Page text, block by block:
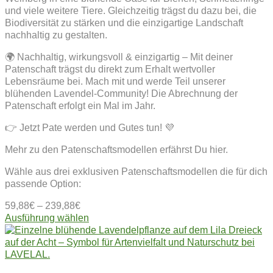
und viele weitere Tiere. Gleichzeitig trägst du dazu bei, die
Biodiversität zu stärken und die einzigartige Landschaft
nachhaltig zu gestalten.
🌍 Nachhaltig, wirkungsvoll & einzigartig – Mit deiner
Patenschaft trägst du direkt zum Erhalt wertvoller
Lebensräume bei. Mach mit und werde Teil unserer
blühenden Lavendel-Community! Die Abrechnung der
Patenschaft erfolgt ein Mal im Jahr.
👉 Jetzt Pate werden und Gutes tun! 💜
Mehr zu den Patenschaftsmodellen erfährst Du hier.
Wähle aus drei exklusiven Patenschaftsmodellen die für dich
passende Option:
59,88€ – 239,88€
Ausführung wählen
Produkt
weist